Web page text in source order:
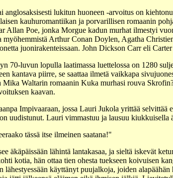
anglosaksisesti lukitun huoneen -arvoitus on
kauhuromantiikan ja porvarillisen romaanin
Allan Poe, jonka Morgue kadun murhat ilmestyi
myöhemmistä Arthur Conan Doylen, Agatha
juonirakenteissaan. John Dickson Carr eli
70-luvun lopulla laatimassa luettelossa on 1280
kantava piirre, se saattaa ilmetä vaikkapa
Mika Waltarin romaanin Kuka murhasi rouva
kaavan.
Impivaaraan, jossa Lauri Jukola yrittää selvittää
uudistunut. Lauri vimmastuu ja lausuu kiukkuisella
tässä itse ilmeinen saatana!"
äkäpäissään lähintä lantakasaa, ja sieltä iskevät
kotia, hän ottaa tien ohesta tuekseen koivuisen
lähestyessään käyttänyt puujalkoja, joiden